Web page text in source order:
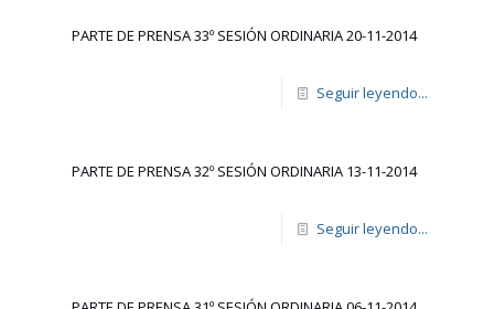
PARTE DE PRENSA 33º SESIÓN ORDINARIA 20-11-2014
Seguir leyendo...
PARTE DE PRENSA 32º SESIÓN ORDINARIA 13-11-2014
Seguir leyendo...